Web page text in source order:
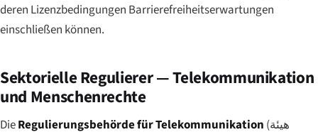
deren Lizenzbedingungen Barrierefreiheitserwartungen
einschließen können.
Sektorielle Regulierer — Telekommunikation
und Menschenrechte
DieRegulierungsbehörde für Telekommunikation (هيئة